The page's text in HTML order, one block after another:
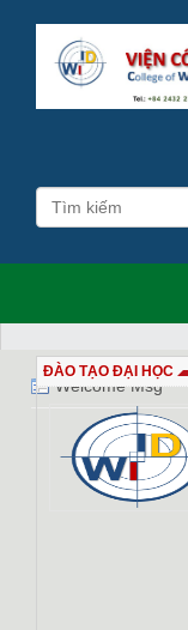
Welcome Msg
ĐÀO TẠO ĐẠI HỌC